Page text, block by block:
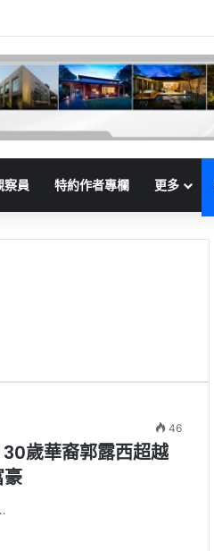
察員 特約作者專欄 更多
46
歲華裔郭露西超越
豪